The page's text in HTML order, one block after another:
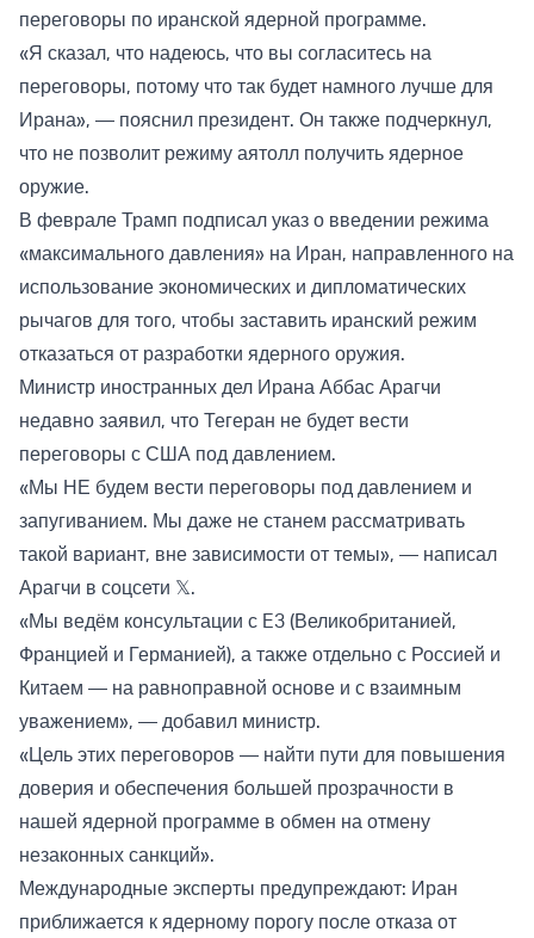
переговоры по иранской ядерной программе.
«Я сказал, что надеюсь, что вы согласитесь на
переговоры, потому что так будет намного лучше для
Ирана», — пояснил президент. Он также подчеркнул,
что не позволит режиму аятолл получить ядерное
оружие.
В феврале Трамп подписал указ о введении режима
«максимального давления» на Иран, направленного на
использование экономических и дипломатических
рычагов для того, чтобы заставить иранский режим
отказаться от разработки ядерного оружия.
Министр иностранных дел Ирана Аббас Арагчи
недавно заявил, что Тегеран не будет вести
переговоры с США под давлением.
«Мы НЕ будем вести переговоры под давлением и
запугиванием. Мы даже не станем рассматривать
такой вариант, вне зависимости от темы», — написал
Арагчи в соцсети 𝕏.
«Мы ведём консультации с E3 (Великобританией,
Францией и Германией), а также отдельно с Россией и
Китаем — на равноправной основе и с взаимным
уважением», — добавил министр.
«Цель этих переговоров — найти пути для повышения
доверия и обеспечения большей прозрачности в
нашей ядерной программе в обмен на отмену
незаконных санкций».
Международные эксперты предупреждают: Иран
приближается к ядерному порогу после отказа от